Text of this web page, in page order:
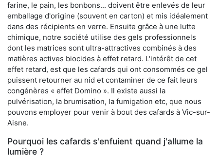
farine, le pain, les bonbons... doivent être enlevés de leur
emballage d'origine (souvent en carton) et mis idéalement
dans des récipients en verre. Ensuite grâce à une lutte
chimique, notre société utilise des gels professionnels
dont les matrices sont ultra-attractives combinés à des
matières actives biocides à effet retard. L'intérêt de cet
effet retard, est que les cafards qui ont consommés ce gel
puissent retourner au nid et contaminer de ce fait leurs
congénères « effet Domino ». Il existe aussi la
pulvérisation, la brumisation, la fumigation etc, que nous
pouvons employer pour venir à bout des cafards à Vic-sur-
Aisne.
Pourquoi les cafards s'enfuient quand j'allume la
lumière ?